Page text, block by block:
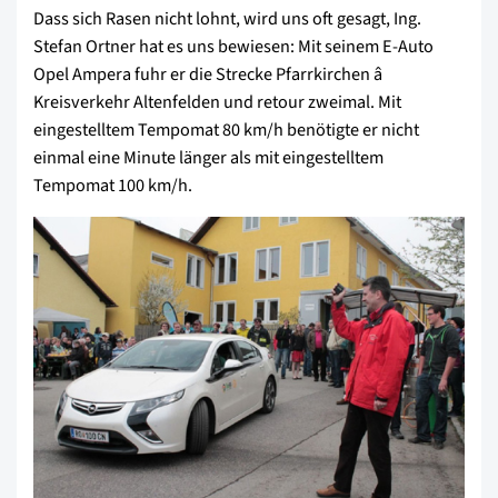
Dass sich Rasen nicht lohnt, wird uns oft gesagt, Ing.
Stefan Ortner hat es uns bewiesen: Mit seinem E-Auto
Opel Ampera fuhr er die Strecke Pfarrkirchen â
Kreisverkehr Altenfelden und retour zweimal. Mit
eingestelltem Tempomat 80 km/h benötigte er nicht
einmal eine Minute länger als mit eingestelltem
Tempomat 100 km/h.